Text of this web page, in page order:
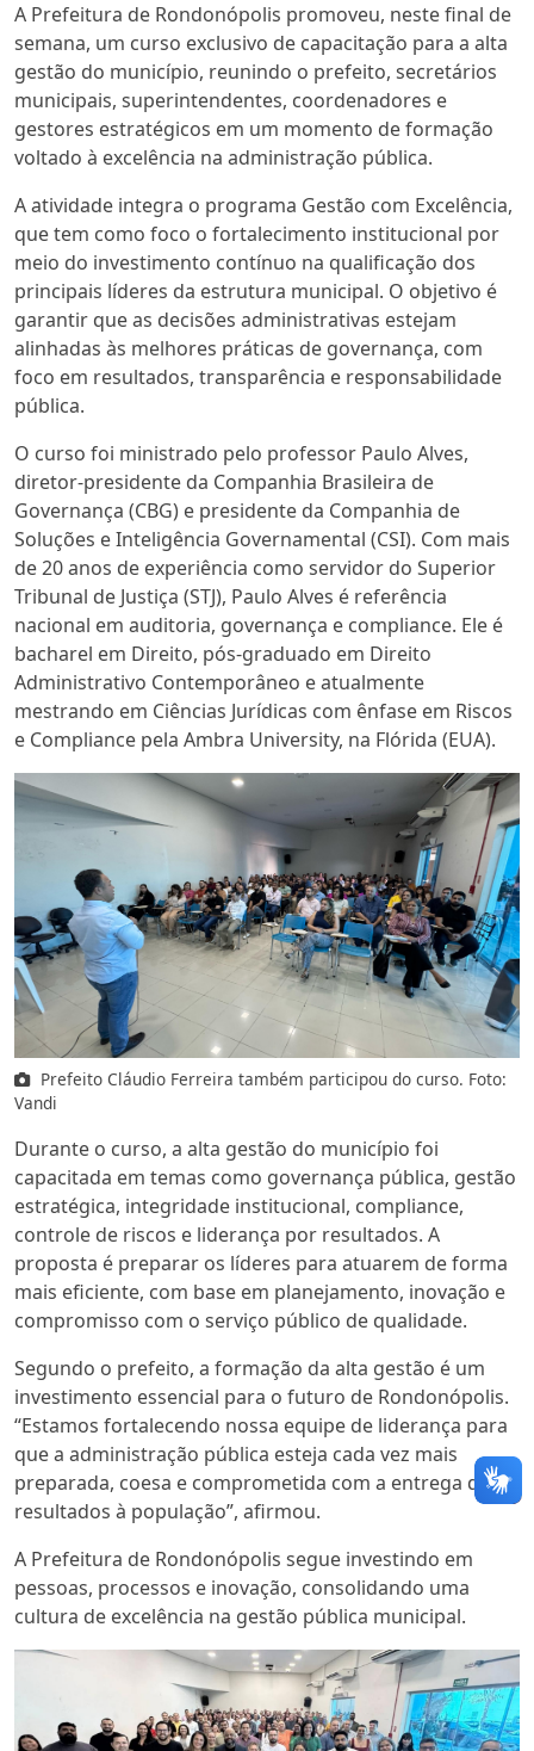
A Prefeitura de Rondonópolis promoveu, neste final de
semana, um curso exclusivo de capacitação para a alta
gestão do município, reunindo o prefeito, secretários
municipais, superintendentes, coordenadores e
gestores estratégicos em um momento de formação
voltado à excelência na administração pública.
A atividade integra o programa Gestão com Excelência,
que tem como foco o fortalecimento institucional por
meio do investimento contínuo na qualificação dos
principais líderes da estrutura municipal. O objetivo é
garantir que as decisões administrativas estejam
alinhadas às melhores práticas de governança, com
foco em resultados, transparência e responsabilidade
pública.
O curso foi ministrado pelo professor Paulo Alves,
diretor-presidente da Companhia Brasileira de
Governança (CBG) e presidente da Companhia de
Soluções e Inteligência Governamental (CSI). Com mais
de 20 anos de experiência como servidor do Superior
Tribunal de Justiça (STJ), Paulo Alves é referência
nacional em auditoria, governança e compliance. Ele é
bacharel em Direito, pós-graduado em Direito
Administrativo Contemporâneo e atualmente
mestrando em Ciências Jurídicas com ênfase em Riscos
e Compliance pela Ambra University, na Flórida (EUA).
Prefeito Cláudio Ferreira também participou do curso. Foto:
Vandi
Durante o curso, a alta gestão do município foi
capacitada em temas como governança pública, gestão
estratégica, integridade institucional, compliance,
controle de riscos e liderança por resultados. A
proposta é preparar os líderes para atuarem de forma
mais eficiente, com base em planejamento, inovação e
compromisso com o serviço público de qualidade.
Segundo o prefeito, a formação da alta gestão é um
investimento essencial para o futuro de Rondonópolis.
“Estamos fortalecendo nossa equipe de liderança para
que a administração pública esteja cada vez mais
preparada, coesa e comprometida com a entrega de
resultados à população”, afirmou.
A Prefeitura de Rondonópolis segue investindo em
pessoas, processos e inovação, consolidando uma
cultura de excelência na gestão pública municipal.